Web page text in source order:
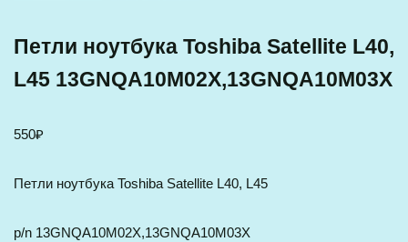
Петли ноутбука Toshiba Satellite L40,
L45 13GNQA10M02X,13GNQA10M03X
550₽
Петли ноутбука Toshiba Satellite L40, L45
p/n 13GNQA10M02X,13GNQA10M03X